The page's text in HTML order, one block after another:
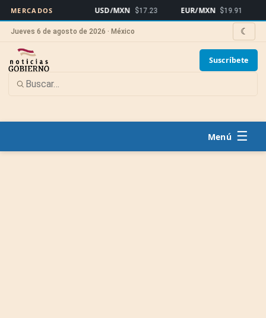
MERCADOS USD/MXN $17.23 EUR/MXN $19.91
Jueves 6 de agosto de 2026 · México ☾
Suscríbete
☰